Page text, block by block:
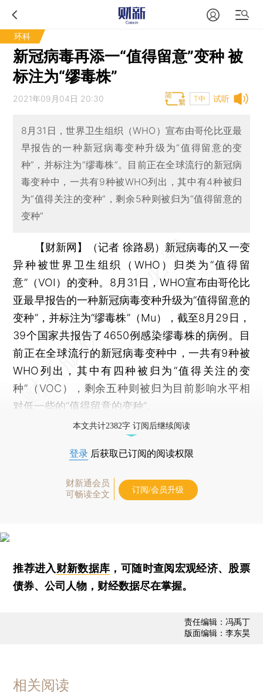
环科
新冠病毒再添一“值得留意”变种 被
标注为“缪毒株”
试听
2021年09月04日 20:30 T中
8月31日，世界卫生组织（WHO）宣布由哥伦比亚最
早报告的一种新冠病毒变种升级为“值得留意的变
种”，并标注为“缪毒株”。目前正在全球流行的新冠病
毒变种中，一共有9种被WHO列出，其中有4种被归
为“值得关注的变种”，剩余5种则被归为“值得留意的
变种”
【财新网】（记者 徐路易） 新冠病毒的又一变
异种被世界卫生组织（WHO）归类为“值得留
意”（VOI）的变种。8月31日，WHO宣布由哥伦比
亚最早报告的一种新冠病毒变种升级为“值得留意的
变种”，并标注为“缪毒株”（Mu），截至8月29日，
39个国家共报告了4650例感染缪毒株的病例。目
前正在全球流行的新冠病毒变种中，一共有9种被
WHO列出，其中有四种被归为“值得关注的变
种”（VOC），剩余五种则被归为目前影响水平相
对低一些的“值得留意的变种”。
本文共计2382字 订阅后继续阅读
登录 后获取已订阅的阅读权限
财新通会员
可畅读全文
订阅/会员升级
推荐进入财新数据库 ，可随时查阅宏观经济、股票
债券、公司人物，财经数据尽在掌握。
责任编辑：冯禹丁
版面编辑：李东昊
相关阅读